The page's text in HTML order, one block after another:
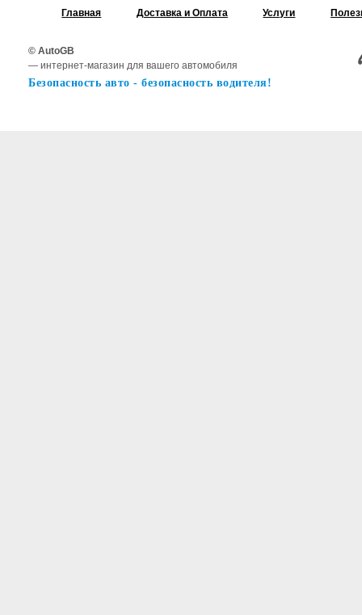
Главная Доставка и Oплата Услуги
© AutoGB
— интернет-магазин для вашего автомобиля
Безопасность авто - безопасность водителя!